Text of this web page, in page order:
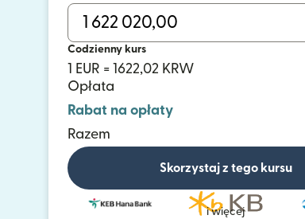
Codzienny kurs
1 EUR = 1622,02 KRW
Opłata
Rabat na opłaty
Razem
Skorzystaj z tego kursu
i więcej